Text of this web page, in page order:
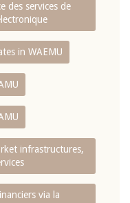
des services de
in WAEMU
infrastructures,
via la